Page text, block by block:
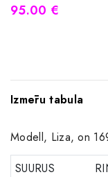
95.00 €
Izmēru tabula
Modell, Liza, on
SUURUS